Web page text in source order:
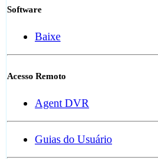
Software
Baixe
Acesso Remoto
Agent DVR
Guias do Usuário